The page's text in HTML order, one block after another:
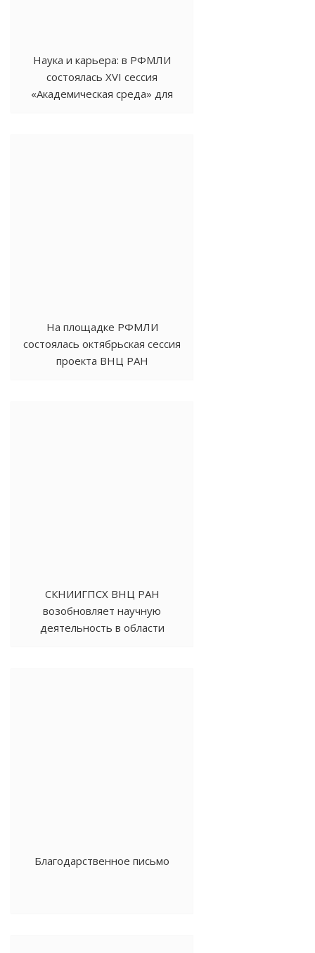
Наука и карьера: в РФМЛИ
состоялась XVI сессия
«Академическая среда» для
На площадке РФМЛИ
состоялась октябрьская сессия
проекта ВНЦ РАН
СКНИИГПСХ ВНЦ РАН
возобновляет научную
деятельность в области
Благодарственное письмо